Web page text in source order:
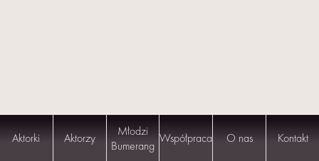
Aktorki Aktorzy
Młodzi
Bumerang Współpraca O nas Kontakt